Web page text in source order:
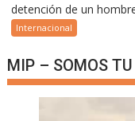
detención de un
Internacional
MIP – SOMOS